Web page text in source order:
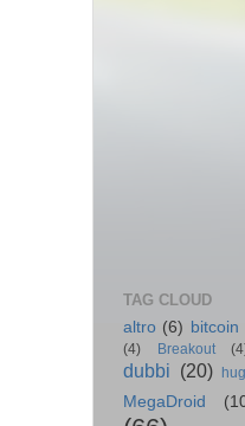
TAG CLOUD
altro (6) bitcoin
(4)
Breakout
dubbi (20)
MegaDroid